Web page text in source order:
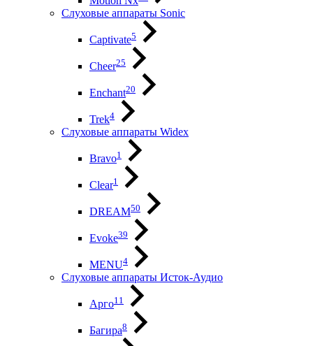
Слуховые аппараты Sonic
Captivate5
Cheer25
Enchant20
Trek4
Слуховые аппараты Widex
Bravo1
Clear1
DREAM50
Evoke39
MENU4
Слуховые аппараты Исток-Аудио
Арго11
Багира8